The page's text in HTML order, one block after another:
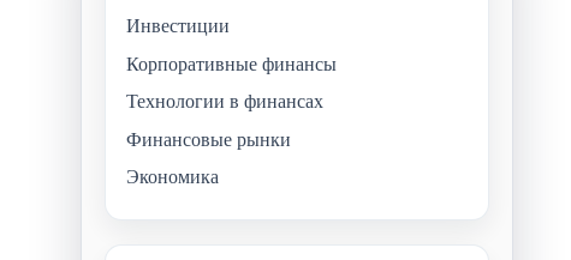
Инвестиции
Корпоративные финансы
Технологии в финансах
Финансовые рынки
Экономика